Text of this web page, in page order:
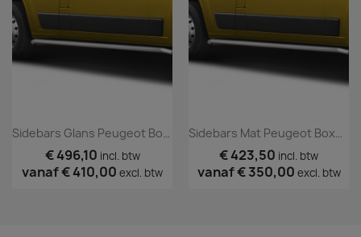
Sidebars Glans Peugeot Boxer 2006+
€ 496,10 incl. btw
vanaf€ 410,00 excl. btw
Sidebars Mat Peugeot Boxer 2006+
€ 423,50 incl. btw
vanaf€ 350,00 excl. btw